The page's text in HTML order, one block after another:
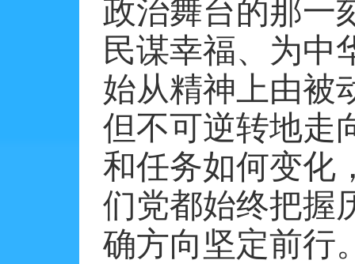
政治舞台的那一
民谋幸福、为中
始从精神上由被
但不可逆转地走
和任务如何变化
们党都始终把握
确方向坚定前行